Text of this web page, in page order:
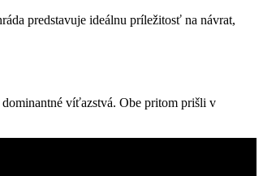
predstavuje ideálnu príležitosť na návrat,
víťazstvá. Obe pritom prišli v